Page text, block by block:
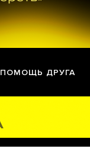
ПОМОЩЬ ДРУГА